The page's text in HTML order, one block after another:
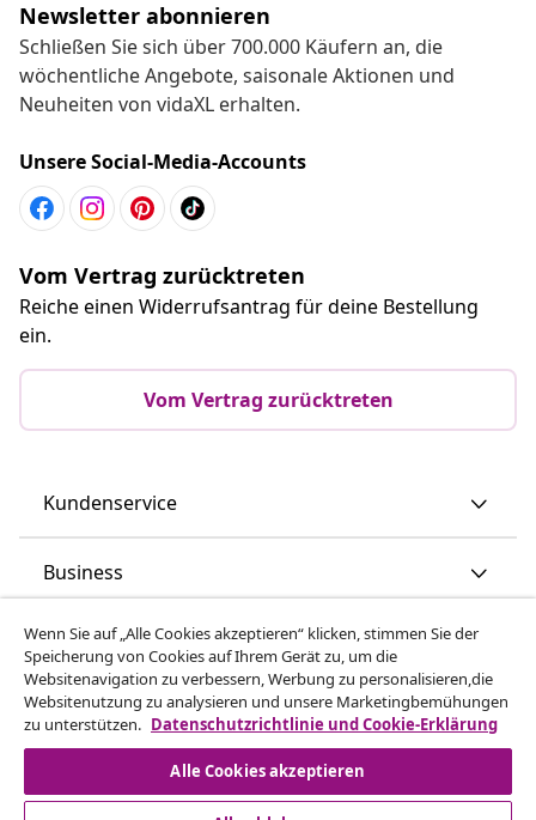
Newsletter abonnieren
Schließen Sie sich über 700.000 Käufern an, die
wöchentliche Angebote, saisonale Aktionen und
Neuheiten von vidaXL erhalten.
Unsere Social-Media-Accounts
Vom Vertrag zurücktreten
Reiche einen Widerrufsantrag für deine Bestellung
ein.
Vom Vertrag zurücktreten
Kundenservice
Business
vidaXL
Mehr entdecken
Wenn Sie auf „Alle Cookies akzeptieren“ klicken, stimmen Sie der
Speicherung von Cookies auf Ihrem Gerät zu, um die
Websitenavigation zu verbessern, Werbung zu personalisieren,die
Websitenutzung zu analysieren und unsere Marketingbemühungen
zu unterstützen. Datenschutzrichtlinie und Cookie-Erklärung
Alle Cookies akzeptieren